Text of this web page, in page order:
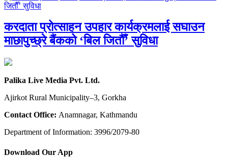
करदाता प्रोत्साहन उपहार कार्यक्रमलाई सघाउन
माछापुच्छ्रे बैंकको ‘बिल जितौँ’ सुविधा
Palika Live Media Pvt. Ltd.
Ajirkot Rural Municipality–3, Gorkha
Contact Office: Anamnagar, Kathmandu
Department of Information: 3996/2079-80
Download Our App